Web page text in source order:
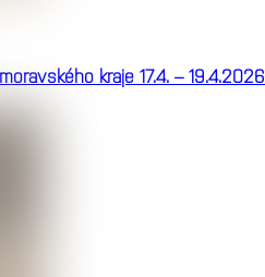
kraje 17.4. – 19.4.2026